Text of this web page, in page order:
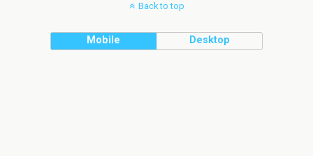
Back to top
Mobile Desktop